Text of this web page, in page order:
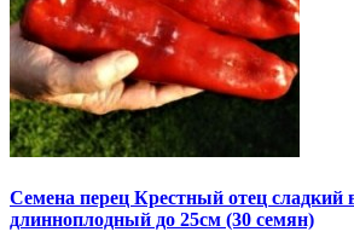
Семена перец Крестный отец
длинноплодный до 25см (30 семян)